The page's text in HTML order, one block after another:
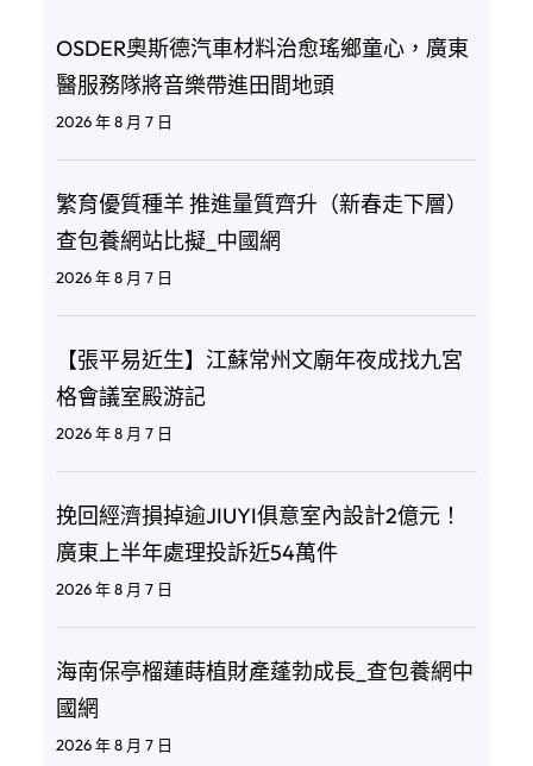
OSDER奧斯德汽車材料治愈瑤鄉童心，廣東
醫服務隊將音樂帶進田間地頭
2026 年 8 月 7 日
繁育優質種羊 推進量質齊升（新春走下層）
查包養網站比擬_中國網
2026 年 8 月 7 日
【張平易近生】江蘇常州文廟年夜成找九宮
格會議室殿游記
2026 年 8 月 7 日
挽回經濟損掉逾JIUYI俱意室內設計2億元！
廣東上半年處理投訴近54萬件
2026 年 8 月 7 日
海南保亭榴蓮蒔植財產蓬勃成長_查包養網中
國網
2026 年 8 月 7 日